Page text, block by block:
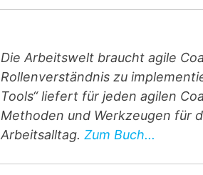
Die Arbeitswelt braucht agile
Rollenverständnis zu
Tools“ liefert für jeden agilen
Methoden und Werkzeugen für
Arbeitsalltag. Zum Buch...